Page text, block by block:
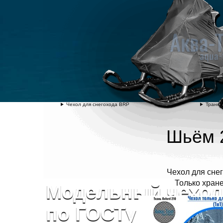
Модельный
по ГОСТу через 7-
Чехол для снегохода BRP
Шьём
Чехол для
Только